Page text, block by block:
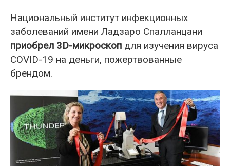
Национальный институт инфекционных
заболеваний имени Ладзаро Спалланцани
приобрел 3D-микроскоп для изучения вируса
COVID-19 на деньги, пожертвованные
брендом.